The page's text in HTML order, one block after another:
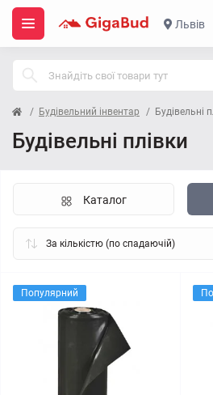
Львів
Будівельний інвентар Будівельні
Будівельні плівки
Каталог
Популярний